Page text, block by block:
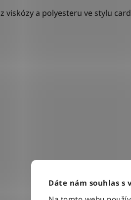
Dáte nám souhlas s
z viskózy a polyesteru ve stylu